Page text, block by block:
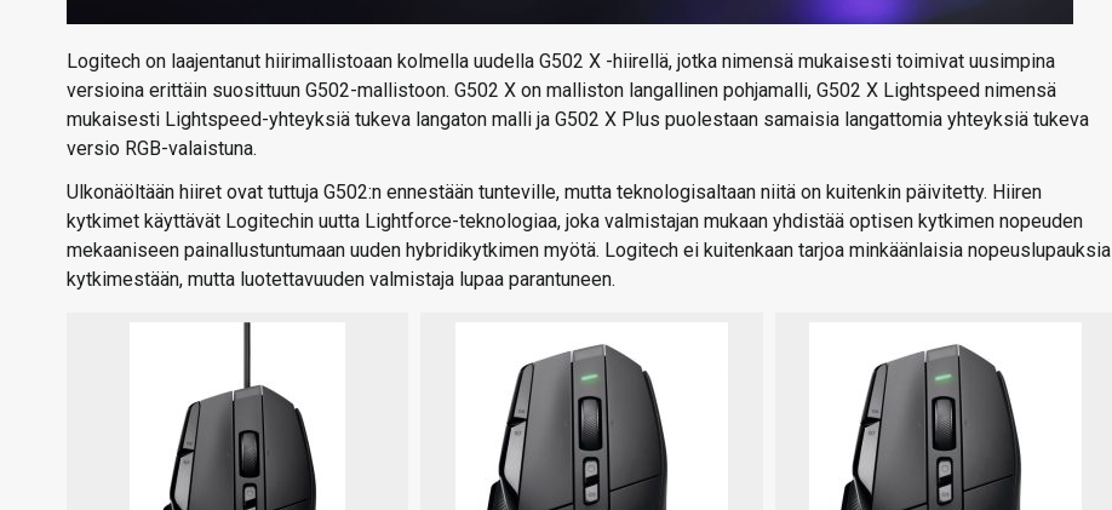
Logitech on laajentanut hiirimallistoaan kolmella uudella G502 X -hiirellä, jotka nimensä mukaisesti toimivat uusimpina
versioina erittäin suosittuun G502-mallistoon. G502 X on malliston langallinen pohjamalli, G502 X Lightspeed nimensä
mukaisesti Lightspeed-yhteyksiä tukeva langaton malli ja G502 X Plus puolestaan samaisia langattomia yhteyksiä tukeva
versio RGB-valaistuna.
Ulkonäöltään hiiret ovat tuttuja G502:n ennestään tunteville, mutta teknologisaltaan niitä on kuitenkin päivitetty. Hiiren
kytkimet käyttävät Logitechin uutta Lightforce-teknologiaa, joka valmistajan mukaan yhdistää optisen kytkimen nopeuden
mekaaniseen painallustuntumaan uuden hybridikytkimen myötä. Logitech ei kuitenkaan tarjoa minkäänlaisia nopeuslupauksia
kytkimestään, mutta luotettavuuden valmistaja lupaa parantuneen.